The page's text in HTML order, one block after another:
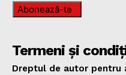
Abonează-te
Termeni și
Dreptul de autor